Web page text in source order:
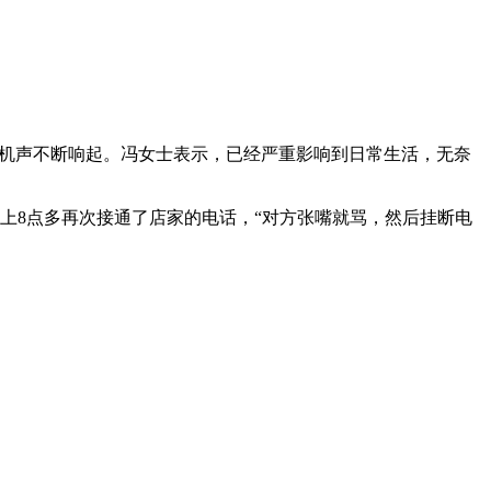
声不断响起。冯女士表示，已经严重影响到日常生活，无奈
8点多再次接通了店家的电话，“对方张嘴就骂，然后挂断电